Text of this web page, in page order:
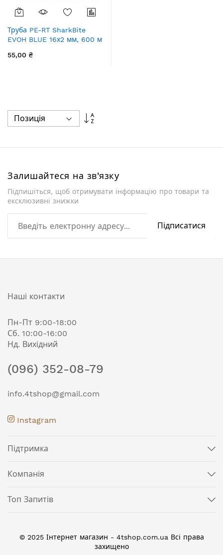
Труба PE-RT SharkBite
EVOH BLUE 16х2 мм, 600 м
55,00 ₴
Сортувати
Залишайтеся на зв'язку
Підпишіться, щоб отримувати інформацію про товари та
ексклюзивні знижки
Підписатися
Наші контакти
Пн-Пт 9:00-18:00
Сб. 10:00-16:00
Нд. Вихідний
(096) 352-08-79
info.4tshop@gmail.com
Instagram
Підтримка
Компанія
Топ Запитів
© 2025 Інтернет магазин - 4tshop.com.ua Всі права
захищено